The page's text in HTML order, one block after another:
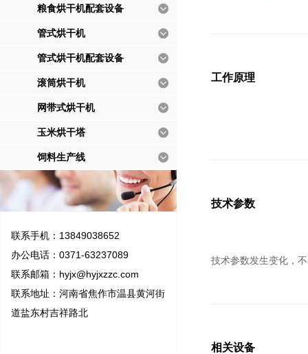
粮食烘干机配套设备
管式烘干机
管式烘干机配套设备
滚筒烘干机
网带式烘干机
玉米烘干塔
饲料生产线
联系手机：13849038652
办公电话：0371-63237089
联系邮箱： hyjx@hyjxzzc.com
联系地址：河南省焦作市温县黄河街
道盐东村吉祥路北
工作原理
技术参数
技术参数发生变化，
相关设备